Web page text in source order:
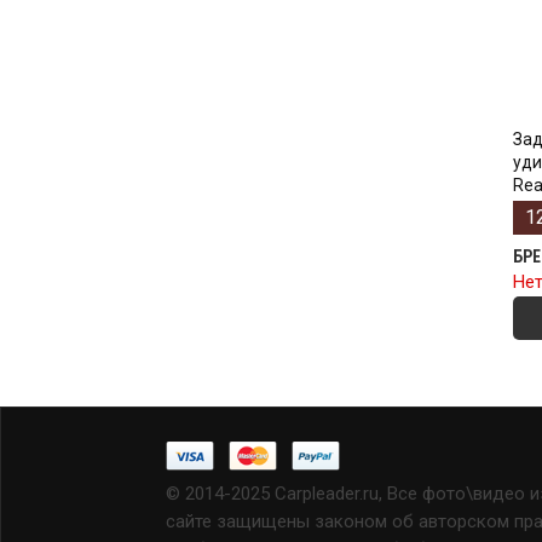
© 2014-2025 Carpleader.ru, Все фото\видео
сайте защищены законом об авторском